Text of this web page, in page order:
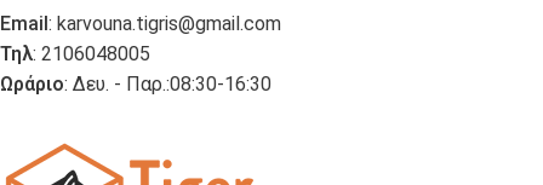
Email: karvouna.tigris@gmail.com
Τηλ: 2106048005
Ωράριο: Δευ. - Παρ.:08:30-16:30